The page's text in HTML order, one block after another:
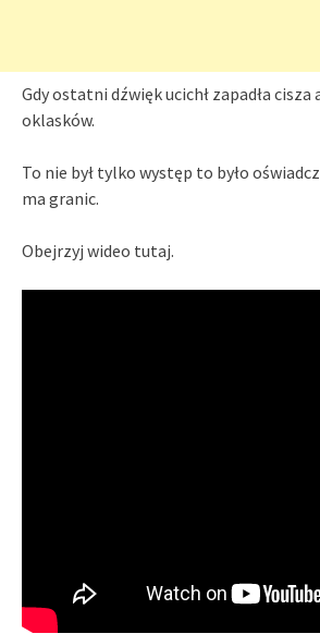
Gdy ostatni dźwięk ucichł zapadła
oklasków.
To nie był tylko występ to było
ma granic.
Obejrzyj wideo tutaj.